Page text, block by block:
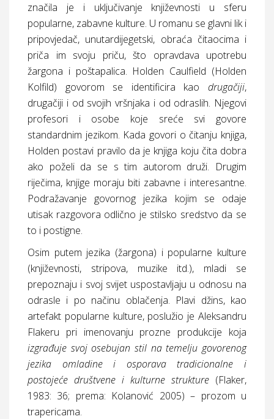
značila je i uključivanje književnosti u sferu
popularne, zabavne kulture. U romanu se glavni lik i
pripovjedač, unutardijegetski, obraća čitaocima i
priča im svoju priču, što opravdava upotrebu
žargona i poštapalica. Holden Caulfield (Holden
Kolfild) govorom se identificira kao drugačiji,
drugačiji i od svojih vršnjaka i od odraslih. Njegovi
profesori i osobe koje sreće svi govore
standardnim jezikom. Kada govori o čitanju knjiga,
Holden postavi pravilo da je knjiga koju čita dobra
ako poželi da se s tim autorom druži. Drugim
riječima, knjige moraju biti zabavne i interesantne.
Podražavanje govornog jezika kojim se odaje
utisak razgovora odlično je stilsko sredstvo da se
to i postigne.
Osim putem jezika (žargona) i popularne kulture
(književnosti, stripova, muzike itd.), mladi se
prepoznaju i svoj svijet uspostavljaju u odnosu na
odrasle i po načinu oblačenja. Plavi džins, kao
artefakt popularne kulture, poslužio je Aleksandru
Flakeru pri imenovanju prozne produkcije koja
izgrađuje svoj osebujan stil na temelju govorenog
jezika omladine i osporava tradicionalne i
postojeće društvene i kulturne strukture (Flaker,
1983: 36; prema: Kolanović 2005) – prozom u
trapericama.